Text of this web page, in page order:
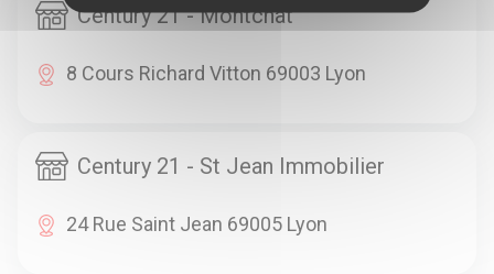
Century 21 - Montchat
8 Cours Richard Vitton 69003 Lyon
Century 21 - St Jean Immobilier
24 Rue Saint Jean 69005 Lyon